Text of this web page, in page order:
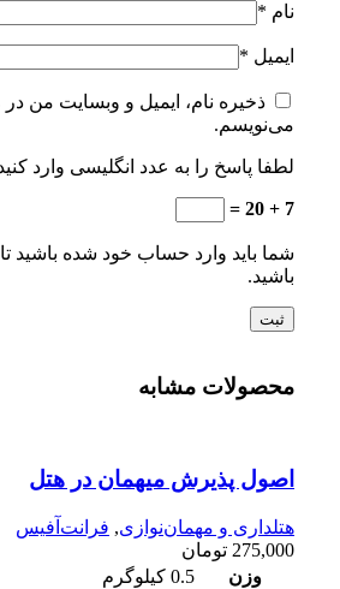
نام *
ایمیل *
ذخیره نام، ایمیل و وبسایت من
می‌نویسم.
لطفا پاسخ را به عدد انگلیسی وارد
7 + 20 =
شما باید وارد حساب خود شده باشید
باشید.
محصولات مشابه
اصول پذیرش میهمان در هتل
هتلداری و مهمان‌نوازی, فرانت‌آفیس
275,000 تومان
وزن
0.5 کیلوگرم